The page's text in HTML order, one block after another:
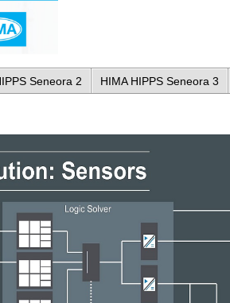
Seneora 2 HIMA HIPPS Seneora 3